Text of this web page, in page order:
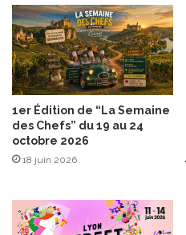
m
a
t
:
l
e
s
l
a
i
d
e
g
r
a
s
e
t
M
u
s
d
1er Édition de “La Semaine
des Chefs” du 19 au 24
octobre 2026
18 juin 2026